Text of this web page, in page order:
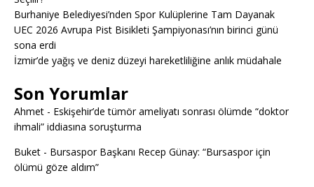
Burhaniye Belediyesi’nden Spor Kulüplerine Tam Dayanak
UEC 2026 Avrupa Pist Bisikleti Şampiyonası’nın birinci günü
sona erdi
İzmir’de yağış ve deniz düzeyi hareketliliğine anlık müdahale
Son Yorumlar
Ahmet - Eskişehir’de tümör ameliyatı sonrası ölümde “doktor
ihmali” iddiasına soruşturma
Buket - Bursaspor Başkanı Recep Günay: “Bursaspor için
ölümü göze aldım”